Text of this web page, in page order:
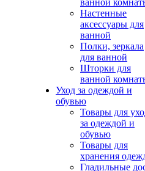
ванной
Настенные
аксессуары для
ванной
Полки, зеркала
для ванной
Шторки для
ванной
Уход за одеждой и
обувью
Товары для
за одеждой и
обувью
Товары для
хранения
Гладильные